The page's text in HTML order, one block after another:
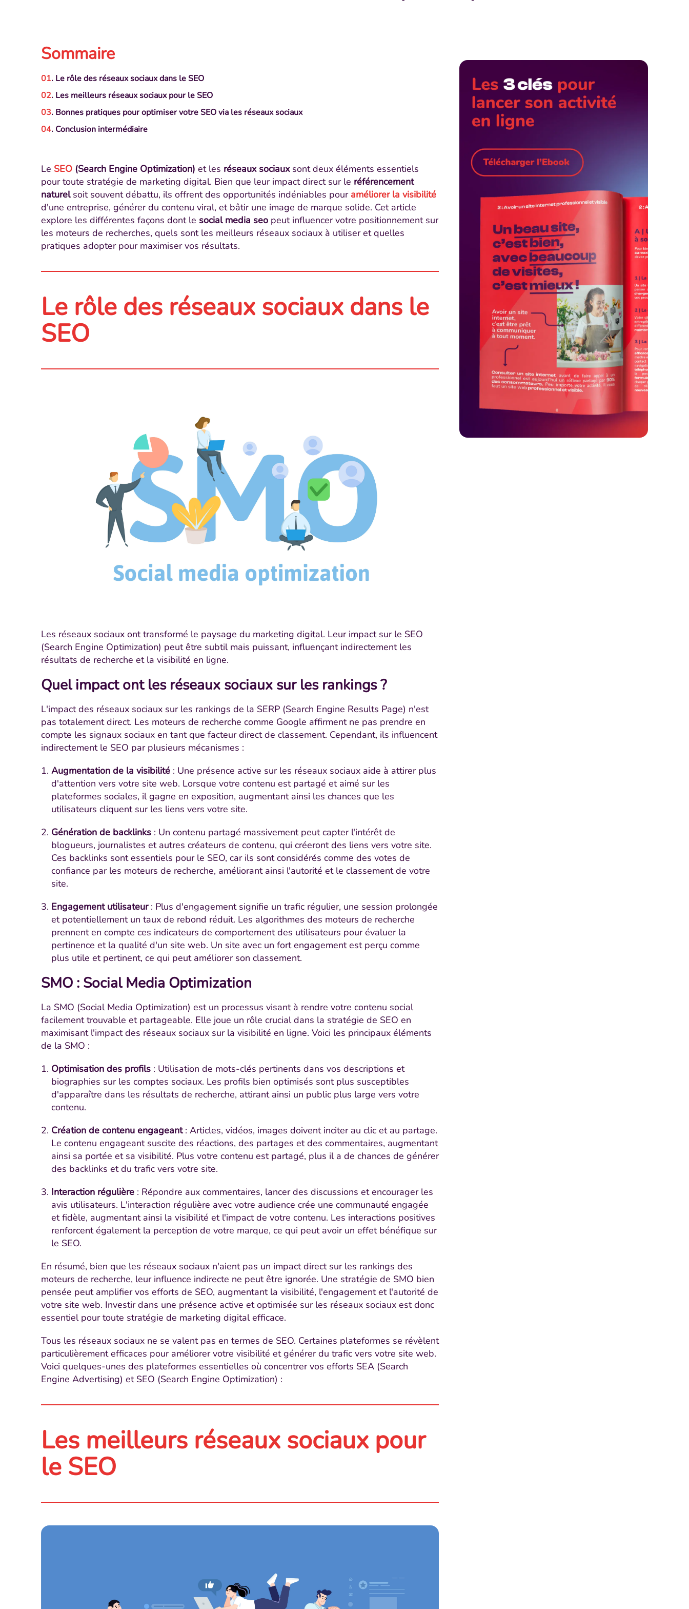
Sommaire
. Le rôle des réseaux sociaux dans le SEO
. Les meilleurs réseaux sociaux pour le SEO
. Bonnes pratiques pour optimiser votre SEO via les réseaux sociaux
. Conclusion intermédiaire
Le SEO (Search Engine Optimization) et les réseaux sociauxsont deux éléments essentiels
pour toute stratégie de marketing digital. Bien que leur impact direct sur le référencement
naturelsoit souvent débattu, ils offrent des opportunités indéniables pour améliorer la visibilité
d'une entreprise, générer du contenu viral, et bâtir une image de marque solide. Cet article
explore les différentes façons dont le social media seo peut influencer votre positionnement sur
les moteurs de recherches, quels sont les meilleurs réseaux sociaux à utiliser et quelles
pratiques adopter pour maximiser vos résultats.
Le rôle des réseaux sociaux dans le
SEO
Les réseaux sociaux ont transformé le paysage du marketing digital. Leur impact sur le SEO
(Search Engine Optimization) peut être subtil mais puissant, influençant indirectement les
résultats de recherche et la visibilité en ligne.
Quel impact ont les réseaux sociaux sur les rankings ?
L'impact des réseaux sociaux sur les rankings de la SERP (Search Engine Results Page) n'est
pas totalement direct. Les moteurs de recherche comme Google affirment ne pas prendre en
compte les signaux sociaux en tant que facteur direct de classement. Cependant, ils influencent
indirectement le SEO par plusieurs mécanismes :
Augmentation de la visibilité : Une présence active sur les réseaux sociaux aide à attirer plus
d'attention vers votre site web. Lorsque votre contenu est partagé et aimé sur les
plateformes sociales, il gagne en exposition, augmentant ainsi les chances que les
utilisateurs cliquent sur les liens vers votre site.
Génération de backlinks : Un contenu partagé massivement peut capter l'intérêt de
blogueurs, journalistes et autres créateurs de contenu, qui créeront des liens vers votre site.
Ces backlinks sont essentiels pour le SEO, car ils sont considérés comme des votes de
confiance par les moteurs de recherche, améliorant ainsi l'autorité et le classement de votre
site.
Engagement utilisateur: Plus d'engagement signifie un trafic régulier, une session prolongée
et potentiellement un taux de rebond réduit. Les algorithmes des moteurs de recherche
prennent en compte ces indicateurs de comportement des utilisateurs pour évaluer la
pertinence et la qualité d'un site web. Un site avec un fort engagement est perçu comme
plus utile et pertinent, ce qui peut améliorer son classement.
SMO : Social Media Optimization
La SMO (Social Media Optimization) est un processus visant à rendre votre contenu social
facilement trouvable et partageable. Elle joue un rôle crucial dans la stratégie de SEO en
maximisant l'impact des réseaux sociaux sur la visibilité en ligne. Voici les principaux éléments
de la SMO :
Optimisation des profils : Utilisation de mots-clés pertinents dans vos descriptions et
biographies sur les comptes sociaux. Les profils bien optimisés sont plus susceptibles
d'apparaître dans les résultats de recherche, attirant ainsi un public plus large vers votre
contenu.
Création de contenu engageant: Articles, vidéos, images doivent inciter au clic et au partage.
Le contenu engageant suscite des réactions, des partages et des commentaires, augmentant
ainsi sa portée et sa visibilité. Plus votre contenu est partagé, plus il a de chances de générer
des backlinks et du trafic vers votre site.
Interaction régulière : Répondre aux commentaires, lancer des discussions et encourager les
avis utilisateurs. L'interaction régulière avec votre audience crée une communauté engagée
et fidèle, augmentant ainsi la visibilité et l'impact de votre contenu. Les interactions positives
renforcent également la perception de votre marque, ce qui peut avoir un effet bénéfique sur
le SEO.
En résumé, bien que les réseaux sociaux n'aient pas un impact direct sur les rankings des
moteurs de recherche, leur influence indirecte ne peut être ignorée. Une stratégie de SMO bien
pensée peut amplifier vos efforts de SEO, augmentant la visibilité, l'engagement et l'autorité de
votre site web. Investir dans une présence active et optimisée sur les réseaux sociaux est donc
essentiel pour toute stratégie de marketing digital efficace.
Tous les réseaux sociaux ne se valent pas en termes de SEO. Certaines plateformes se révèlent
particulièrement efficaces pour améliorer votre visibilité et générer du trafic vers votre site web.
Voici quelques-unes des plateformes essentielles où concentrer vos efforts SEA (Search
Engine Advertising) et SEO (Search Engine Optimization) :
Les meilleurs réseaux sociaux pour
le SEO